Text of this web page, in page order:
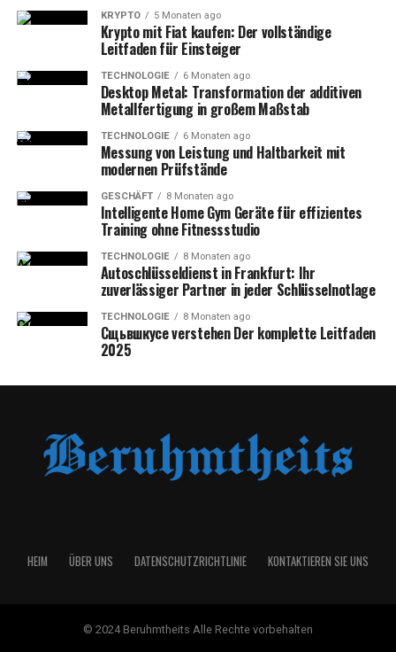
KRYPTO 5 Monaten ago
Krypto mit Fiat kaufen: Der vollständige
Leitfaden für Einsteiger
TECHNOLOGIE 6 Monaten ago
Desktop Metal: Transformation der additiven
Metallfertigung in großem Maßstab
TECHNOLOGIE 6 Monaten ago
Messung von Leistung und Haltbarkeit mit
modernen Prüfstände
GESCHÄFT 8 Monaten ago
Intelligente Home Gym Geräte für effizientes
Training ohne Fitnessstudio
TECHNOLOGIE 8 Monaten ago
Autoschlüsseldienst in Frankfurt: Ihr
zuverlässiger Partner in jeder Schlüsselnotlage
TECHNOLOGIE 8 Monaten ago
Сщьвшкусе verstehen Der komplette Leitfaden
2025
HEIM ÜBER UNS DATENSCHUTZRICHTLINIE KONTAKTIEREN SIE UNS
© 2024 Beruhmtheits Alle Rechte vorbehalten